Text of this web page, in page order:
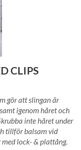
CLIPS
gör att slingan är
igenom håret och
inte håret under
tillför balsam vid
lock- & plattång.